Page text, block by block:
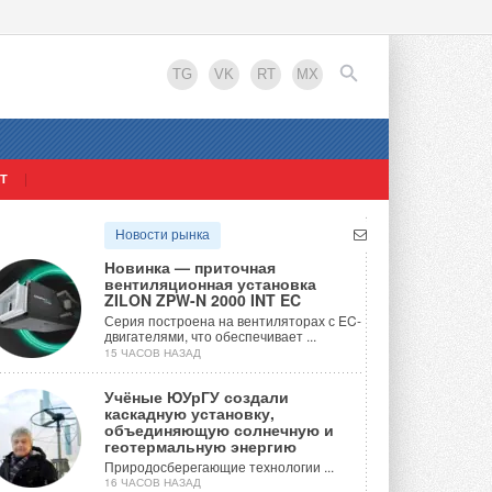
TG VK RT MX
EN
Новости рынка
Новинка — приточная
вентиляционная установка
ZILON ZPW-N 2000 INT EC
Серия построена на вентиляторах с EC-
двигателями, что обеспечивает ...
15 ЧАСОВ НАЗАД
Учёные ЮУрГУ создали
каскадную установку,
объединяющую солнечную и
геотермальную энергию
Природосберегающие технологии ...
16 ЧАСОВ НАЗАД